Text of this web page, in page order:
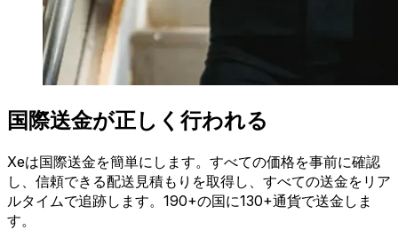
国際送金が正しく行われる
Xeは国際送金を簡単にします。すべての価格を事前に確認
し、信頼できる配送見積もりを取得し、すべての送金をリア
ルタイムで追跡します。190+の国に130+通貨で送金しま
す。